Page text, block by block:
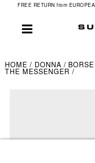
FREE RETURN from
HOME DONNA BORSE
THE MESSENGER